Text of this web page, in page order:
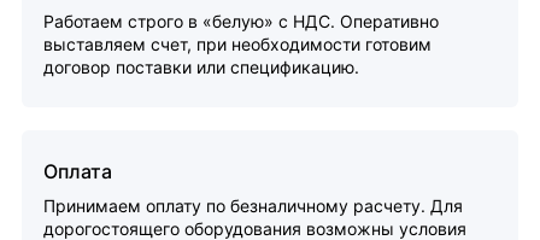
Работаем строго в «белую» с НДС. Оперативно
выставляем счет, при необходимости готовим
договор поставки или спецификацию.
Оплата
Принимаем оплату по безналичному расчету. Для
дорогостоящего оборудования возможны условия